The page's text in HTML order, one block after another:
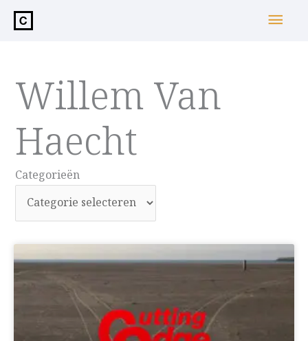
inhoud
Willem Van
Haecht
Categorieën
Categorieën